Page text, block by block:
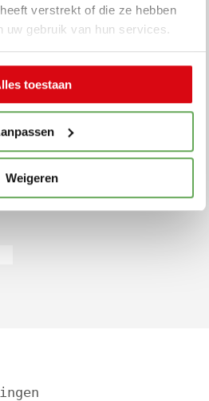
verstrekt of die ze hebben
uw gebruik van hun services.
toestaan
Weigeren